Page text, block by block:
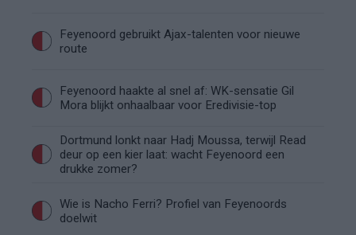
Feyenoord gebruikt Ajax-talenten voor nieuwe
route
Feyenoord haakte al snel af: WK-sensatie Gil
Mora blijkt onhaalbaar voor Eredivisie-top
Dortmund lonkt naar Hadj Moussa, terwijl Read
deur op een kier laat: wacht Feyenoord een
drukke zomer?
Wie is Nacho Ferri? Profiel van Feyenoords
doelwit